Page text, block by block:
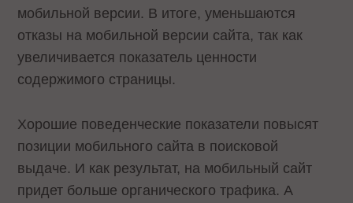
мобильной версии. В итоге, уменьшаются
отказы на мобильной версии сайта, так как
увеличивается показатель ценности
содержимого страницы.
Хорошие поведенческие показатели повысят
позиции мобильного сайта в поисковой
выдаче. И как результат, на мобильный сайт
придет больше органического трафика. А